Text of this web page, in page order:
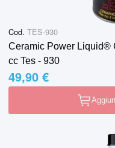
Cod. TES-930
Ceramic Power Liquid®
cc Tes - 930
49,90 €